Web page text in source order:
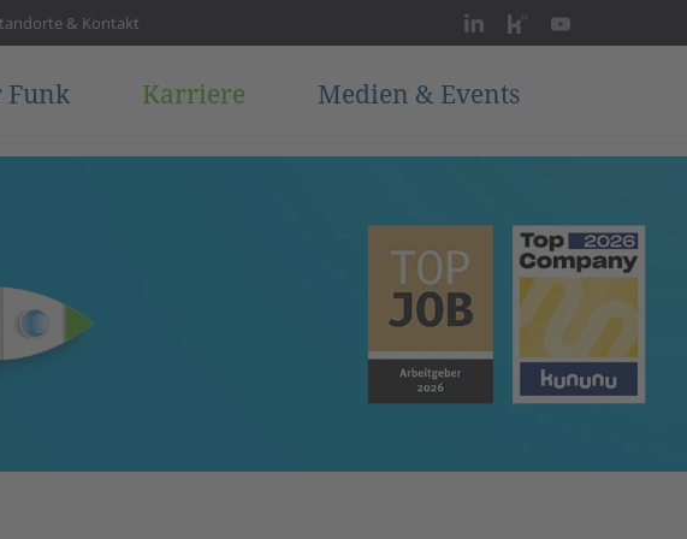
& Kontakt
Funk Karriere Medien & Events